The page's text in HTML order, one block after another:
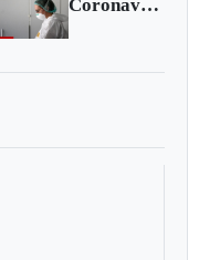
Coronavirus: Italy deaths climb above 10,000